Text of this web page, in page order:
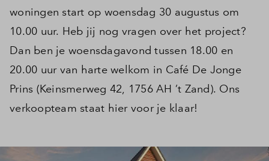
woningen start op woensdag 30 augustus om
10.00 uur. Heb jij nog vragen over het project?
Dan ben je woensdagavond tussen 18.00 en
20.00 uur van harte welkom in Café De Jonge
Prins (Keinsmerweg 42, 1756 AH ’t Zand). Ons
verkoopteam staat hier voor je klaar!